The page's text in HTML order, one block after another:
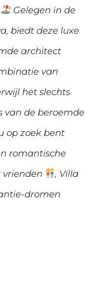
Gelegen in de
biedt deze luxe
architect
van
het slechts
van de beroemde
op zoek bent
romantische
, Villa
dromen